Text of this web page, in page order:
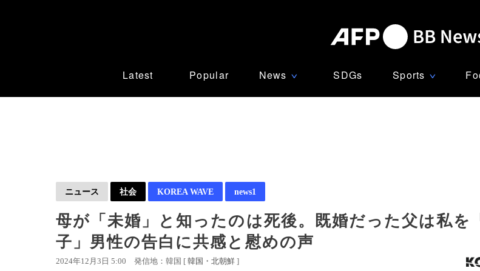
Latest Popular News ∨ SDGs Sports ∨
ニュース 社会 KOREA WAVE news1
母が「未婚」と知ったのは死後。既婚だった父は私
子」男性の告白に共感と慰めの声
2024年12月3日 5:00 発信地：韓国 [ 韓国・北朝鮮 ]